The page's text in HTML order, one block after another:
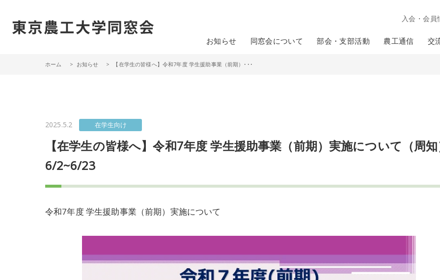
入会・会員
お知らせ 同窓会について 部会・支部活動 農工通信 交
ホーム お知らせ 【在学生の皆様へ】令和7年度 学生援助事業（前期）･･･
2025.5.2 在学生向け
【在学生の皆様へ】令和7年度 学生援助事業（前期）実施について（周知
6/2~6/23
令和7年度 学生援助事業（前期）実施について